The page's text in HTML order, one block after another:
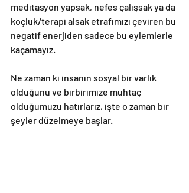
meditasyon yapsak, nefes çalışsak ya da
koçluk/terapi alsak etrafımızı çeviren bu
negatif enerjiden sadece bu eylemlerle
kaçamayız.
Ne zaman ki insanın sosyal bir varlık
olduğunu ve birbirimize muhtaç
olduğumuzu hatırlarız, işte o zaman bir
şeyler düzelmeye başlar.